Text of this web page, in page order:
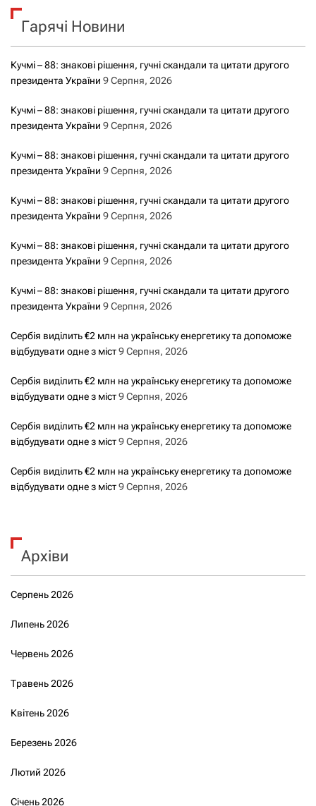
к
Гарячі Новини
Кучмі – 88: знакові рішення, гучні скандали та цитати другого
президента України 9 Серпня, 2026
Кучмі – 88: знакові рішення, гучні скандали та цитати другого
президента України 9 Серпня, 2026
Кучмі – 88: знакові рішення, гучні скандали та цитати другого
президента України 9 Серпня, 2026
Кучмі – 88: знакові рішення, гучні скандали та цитати другого
президента України 9 Серпня, 2026
Кучмі – 88: знакові рішення, гучні скандали та цитати другого
президента України 9 Серпня, 2026
Кучмі – 88: знакові рішення, гучні скандали та цитати другого
президента України 9 Серпня, 2026
Сербія виділить €2 млн на українську енергетику та допоможе
відбудувати одне з міст9 Серпня, 2026
Сербія виділить €2 млн на українську енергетику та допоможе
відбудувати одне з міст9 Серпня, 2026
Сербія виділить €2 млн на українську енергетику та допоможе
відбудувати одне з міст9 Серпня, 2026
Сербія виділить €2 млн на українську енергетику та допоможе
відбудувати одне з міст9 Серпня, 2026
Архіви
Серпень 2026
Липень 2026
Червень 2026
Травень 2026
Квітень 2026
Березень 2026
Лютий 2026
Січень 2026